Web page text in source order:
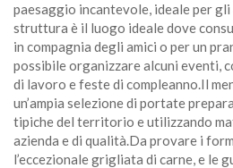
paesaggio incantevole, ideale per
struttura è il luogo ideale dove
in compagnia degli amici o per un
possibile organizzare alcuni eventi,
di lavoro e feste di compleanno.Il
un’ampia selezione di portate
tipiche del territorio e utilizzando
azienda e di qualità.Da provare i
l’eccezionale grigliata di carne, e le